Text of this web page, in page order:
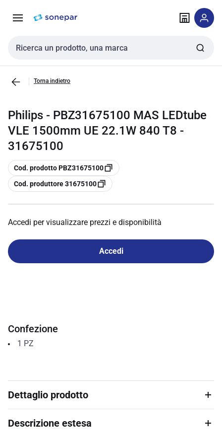
navigazione alla
Cerca input
Torna indietro
Philips - PBZ31675100 MAS LEDtube
VLE 1500mm UE 22.1W 840 T8 -
31675100
copia
Cod. prodotto PBZ31675100
copia
Cod. produttore 31675100
Accedi per visualizzare prezzi e disponibilità
Accedi
Confezione
1 PZ
Dettaglio prodotto
Descrizione estesa